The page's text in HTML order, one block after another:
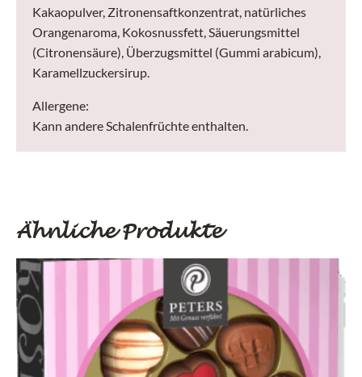
Kakaopulver, Zitronensaftkonzentrat, natürliches
Orangenaroma, Kokosnussfett, Säuerungsmittel
(Citronensäure), Überzugsmittel (Gummi arabicum),
Karamellzuckersirup.
Allergene:
Kann andere Schalenfrüchte enthalten.
Ähnliche Produkte